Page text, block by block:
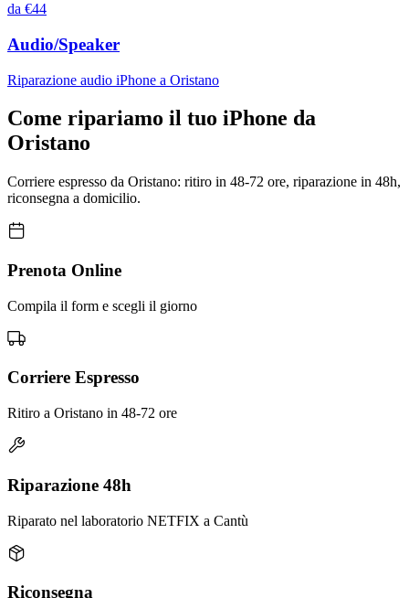
da €44
Audio/Speaker
Riparazione audio iPhone a Oristano
Come ripariamo il tuo iPhone da
Oristano
Corriere espresso da Oristano: ritiro in 48-72 ore, riparazione in 48h,
riconsegna a domicilio.
Prenota Online
Compila il form e scegli il giorno
Corriere Espresso
Ritiro a Oristano in 48-72 ore
Riparazione 48h
Riparato nel laboratorio NETFIX a Cantù
Riconsegna